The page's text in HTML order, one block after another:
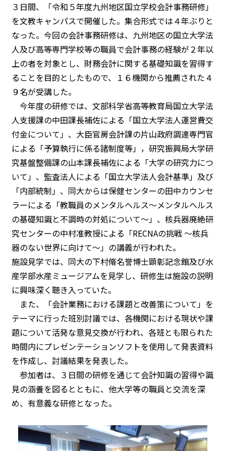
３日間、「令和５年度九州地区国立学校会計事務研修」
を文教キャンパスで開催した。集合形式では４年ぶりと
なった。今回の会計事務研修は、九州地区の国立大学法
人及び高等専門学校等の職員で会計事務の経験が２年以
上の者を対象とし、財務会計に関する基礎知識を習得す
ることを目的としたもので、１６機関から推薦された４
９名が受講した。
今年度の研修では、文部科学省高等教育局国立大学法
人支援課の中田課長補佐による「国立大学法人運営費交
付金について」、大臣官房会計課の片山政府調達専門官
による「予算執行に係る諸制度等」，研究振興局大学研
究基盤整備課の山本課長補佐による「大学の研究力につ
いて」、監査法人による「国立大学法人会計基準」及び
「内部統制」、同大からは保健センターの田中カウンセ
ラーによる「教職員のメンタルヘルス～メンタルヘルス
の基礎知識と不調時の対処について～」、核兵器廃絶研
究センターの中村准教授による「RECNAの挑戦 ～核兵
器のない世界に向けて～」の講義が行われた。
施設見学では、同大の下村脩名誉博士顕彰記念館及び水
産学部水産ミュージアムを見学し、研修生は施設の説明
に興味深く聴き入っていた。
また、「会計業務における課題と改善策について」を
テーマに行った班別討議では、各機関における現状や課
題について活発な意見交換が行われ、各班とも限られた
時間内にプレゼンテーションソフトを使用して発表資料
を作成し、討議結果を発表した。
参加者は、３日間の研修を通じて会計知識の習得や識
見の涵養を図るとともに、他大学等の職員と交流を深
め、有意義な研修となった。